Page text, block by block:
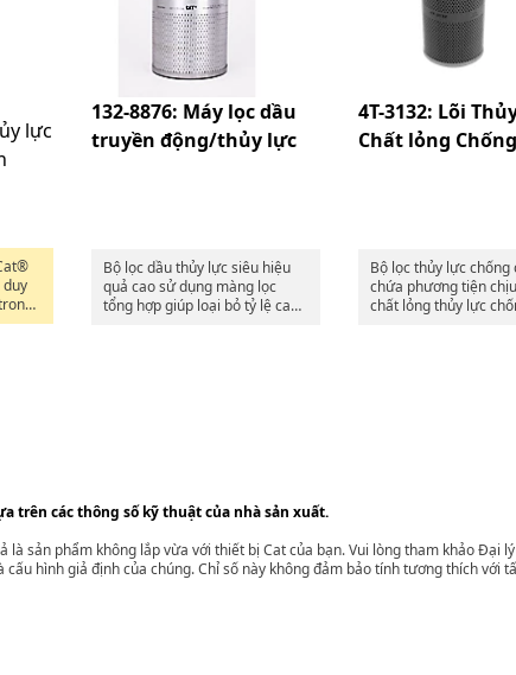
lực
duy
132-8876: Máy lọc dầu
truyền động/thủy lực
Bộ lọc dầu thủy lực siêu hiệu
quả cao sử dụng màng lọc
tổng hợp giúp loại bỏ tỷ lệ cao
4T-3132: Lõi
Chất lỏng
Bộ lọc thủy lực chống
chứa phương tiện
chất lỏng thủy lực
trên các thông số kỹ thuật của nhà sản xuất.
là sản phẩm không lắp vừa với thiết bị Cat của bạn. Vui lòng tham khảo Đại
hình giả định của chúng. Chỉ số này không đảm bảo tính tương thích với